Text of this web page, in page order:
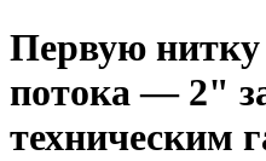
Первую
потока — 2"
техническим